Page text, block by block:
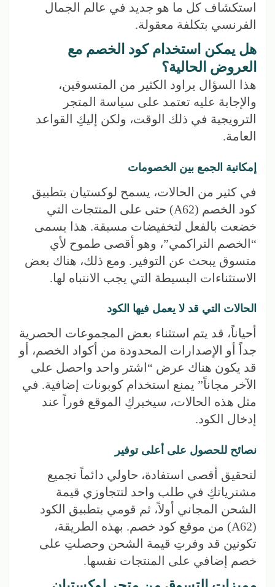
استكشاف كل ما هو جديد في عالم الجمال
الفرنسي بتكلفة معقولة.
هل يمكن استخدام كود الخصم مع
العروض الحالية؟
هذا السؤال يراود الكثير من المتسوقين،
والإجابة عليه تعتمد على سياسة المتجر
الترويجية في ذلك الوقت، ولكن إليكِ القواعد
العامة.
إمكانية الجمع بين الخصومات
في كثير من الحالات، يسمح لوكستيان بتطبيق
كود الخصم (A62) حتى على المنتجات التي
خضعت بالفعل لتخفيضات مسبقة. هذا يسمى
“الخصم التراكمي”، وهو أقصى طموح لأي
متسوق يبحث عن التوفير. ومع ذلك، هناك بعض
الاستثناءات البسيطة التي يجب الانتباه لها.
الحالات التي قد لا يعمل فيها الكود
أحياناً، قد يتم استثناء بعض المجموعات الحصرية
جداً أو الإصدارات المحدودة من أكواد الخصم، أو
قد يكون هناك عرض “اشتر واحد واحصل على
الآخر مجاناً” يمنع استخدام كوبونات إضافية. في
مثل هذه الحالات، سيخبركِ الموقع فوراً عند
إدخال الكود.
نصائح للحصول على أعلى توفير
لتحقيق أقصى استفادة، حاولي دائماً تجميع
مشترياتكِ في طلب واحد لتتجاوزي قيمة
الشحن المجاني أولاً، ثم قومي بتطبيق الكود
(A62) من موقع كود خصم. بهذه الطريقة،
تكونين قد وفرتِ قيمة الشحن وحصلتِ على
خصم إضافي على المنتجات نفسها.